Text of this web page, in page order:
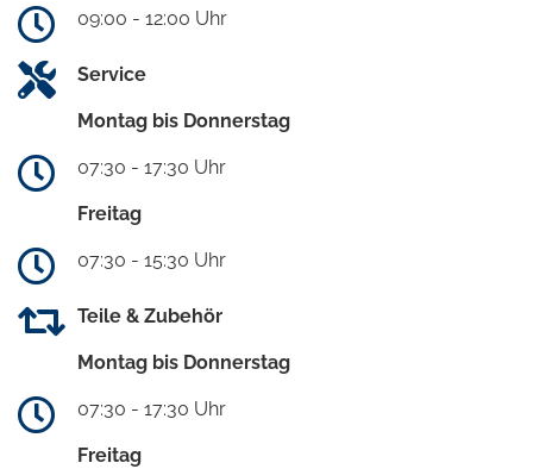
09:00 - 12:00 Uhr
Service
Montag bis Donnerstag
07:30 - 17:30 Uhr
Freitag
07:30 - 15:30 Uhr
Teile & Zubehör
Montag bis Donnerstag
07:30 - 17:30 Uhr
Freitag